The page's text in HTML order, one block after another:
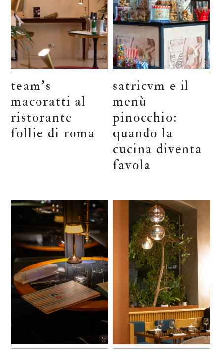
team’s
macoratti al
ristorante
follie di roma
satricvm e il
menù
pinocchio:
quando la
cucina diventa
favola